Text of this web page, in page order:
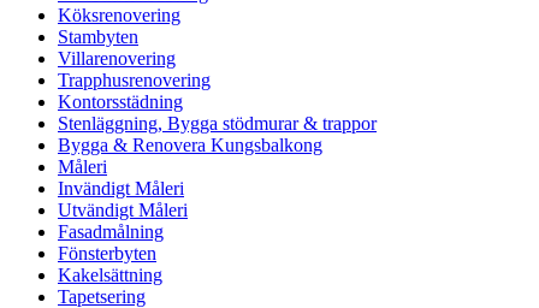
Köksrenovering
Stambyten
Villarenovering
Trapphusrenovering
Kontorsstädning
Stenläggning, Bygga stödmurar & trappor
Bygga & Renovera Kungsbalkong
Måleri
Invändigt Måleri
Utvändigt Måleri
Fasadmålning
Fönsterbyten
Kakelsättning
Tapetsering